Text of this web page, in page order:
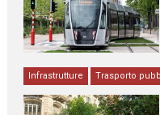
Infrastrutture Trasporto